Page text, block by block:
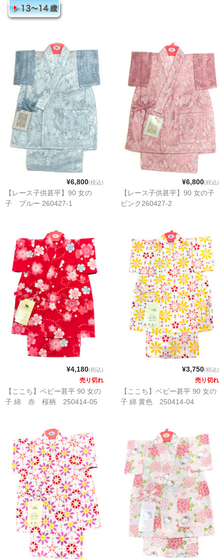
¥6,800(税込)
【レース子供甚平】90 女の
子 ブルー 260427-1
¥6,800(税込)
【レース子供甚平】90 女の子
ピンク260427-2
¥4,180(税込)
売り切れ
【ここち】ベビー甚平 90 女の
子 綿 赤 桜柄 250414-05
¥3,750(税込)
売り切れ
【ここち】ベビー甚平 90 女の
子 綿 黄色 250414-04